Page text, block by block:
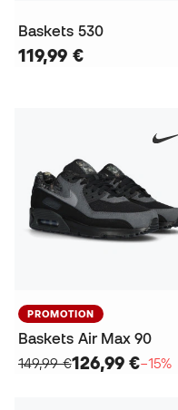
Baskets 530
119,99 €
PROMOTION
Baskets Air Max 90
149,99 €126,99 €−15%